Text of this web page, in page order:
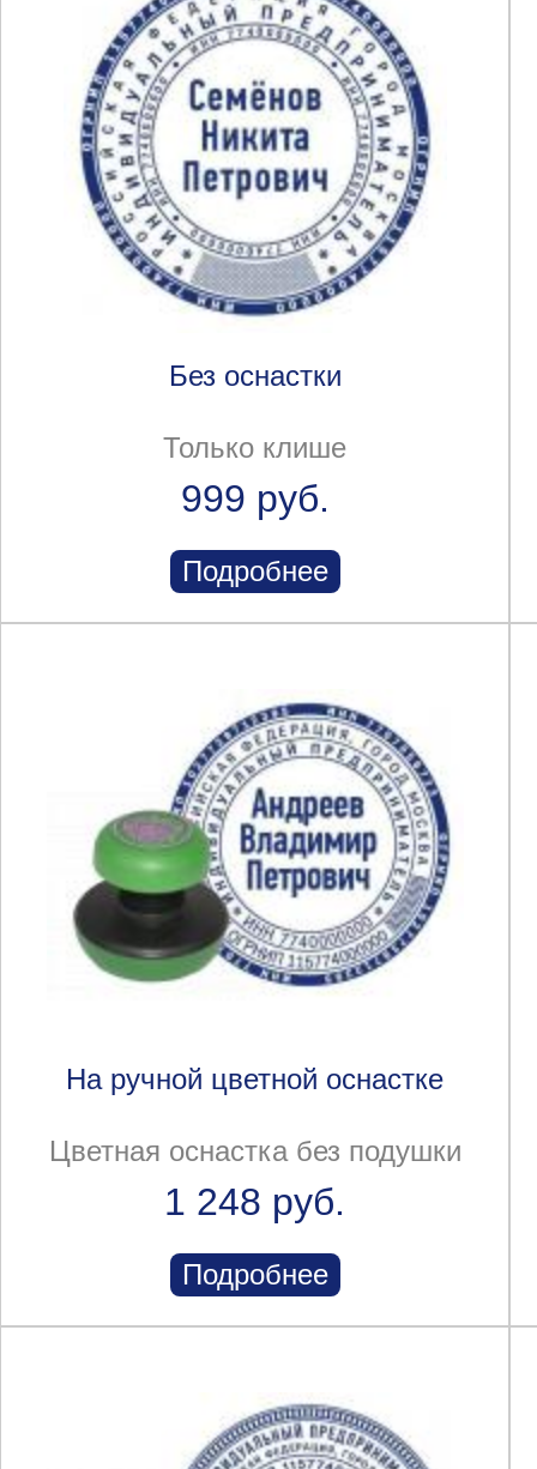
Без оснастки
Только клише
999 руб.
Подробнее
На ручной цветной оснастке
Цветная оснастка без подушки
1 248 руб.
Подробнее